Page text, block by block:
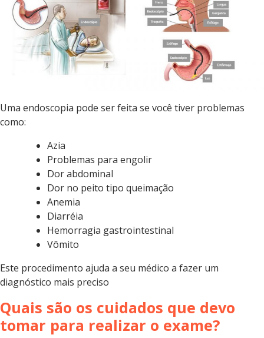
Uma endoscopia pode ser feita se você tiver problemas
como:
Azia
Problemas para engolir
Dor abdominal
Dor no peito tipo queimação
Anemia
Diarréia
Hemorragia gastrointestinal
Vômito
Este procedimento ajuda a seu médico a fazer um
diagnóstico mais preciso
Quais são os cuidados que devo
tomar para realizar o exame?